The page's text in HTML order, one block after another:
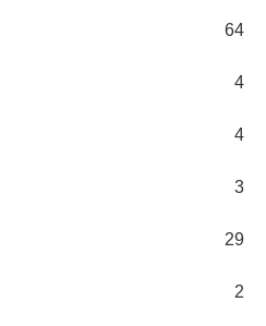
64
4
4
3
29
2